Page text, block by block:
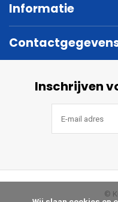
Informatie
Inschrijven
©